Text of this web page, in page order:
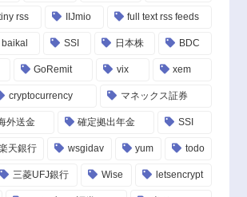
rss IIJmio full text rss feeds
baikal SSI 日本株 BDC
GoRemit vix xem
cryptocurrency マネックス証券
外送金 確定拠出年金 SSI
天銀行 wsgidav yum todo
三菱UFJ銀行 Wise letsencrypt